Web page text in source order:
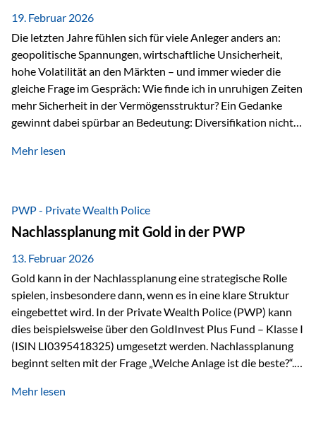
19. Februar 2026
Die letzten Jahre fühlen sich für viele Anleger anders an:
geopolitische Spannungen, wirtschaftliche Unsicherheit,
hohe Volatilität an den Märkten – und immer wieder die
gleiche Frage im Gespräch: Wie finde ich in unruhigen Zeiten
mehr Sicherheit in der Vermögensstruktur? Ein Gedanke
gewinnt dabei spürbar an Bedeutung: Diversifikation nicht
Wer Vermögen ausschließlich in einem Rechtsraum
Liechtenstein eine Rolle spielen: außerhalb der EU, ohne
Euro, mit einem eigenständigen Rechts- und Finanzplatz.
Und genau an dieser Stelle setzt der 3-Zellenschutz an –…
Mehr lesen
PWP - Private Wealth Police
Nachlassplanung mit Gold in der PWP
13. Februar 2026
Gold kann in der Nachlassplanung eine strategische Rolle
spielen, insbesondere dann, wenn es in eine klare Struktur
eingebettet wird. In der Private Wealth Police (PWP) kann
dies beispielsweise über den GoldInvest Plus Fund – Klasse I
(ISIN LI0395418325) umgesetzt werden. Nachlassplanung
beginnt selten mit der Frage „Welche Anlage ist die beste?“.
was bekommen – wann – und in welcher Struktur?Und vor
Mehr lesen